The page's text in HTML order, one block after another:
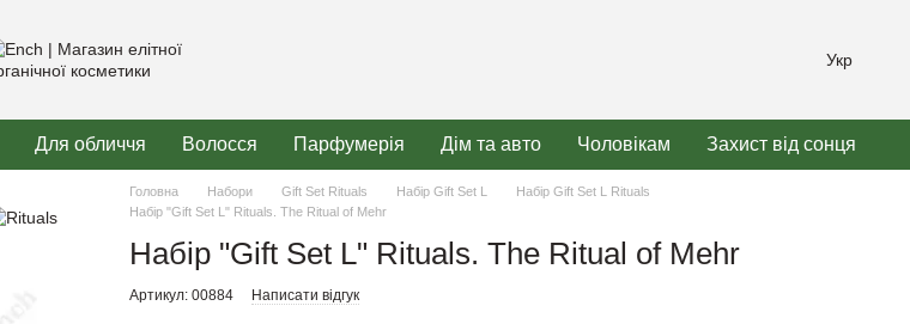
Укр
Для обличчя Волосся Парфумерія Дім та авто Чоловікам Захист від сонця
Головна Набори Gift Set Rituals Набір Gift Set L
Набір Gift Set L Rituals
Набір "Gift Set L" Rituals. The Ritual of Mehr
Набір "Gift Set L" Rituals. The Ritual of Mehr
Артикул: 00884 Написати відгук